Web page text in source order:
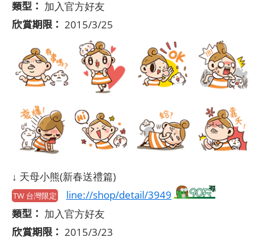
類型： 加入官方好友
欣賞期限： 2015/3/25
↓ 天母小熊(新春送禮篇)
TW 台灣限定 line://shop/detail/3949
類型： 加入官方好友
欣賞期限： 2015/3/23